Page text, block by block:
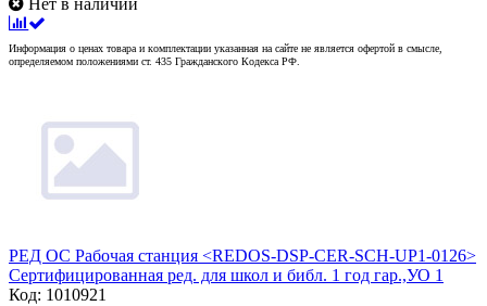
Нет в наличии
Информация о ценах товара и комплектации указанная на сайте не является офертой в смысле,
определяемом положениями ст. 435 Гражданского Кодекса РФ.
РЕД ОС Рабочая станция <REDOS-DSP-CER-SCH-UP1-0126>
Сертифицированная ред. для школ и библ. 1 год гар.,УО 1
Код: 1010921